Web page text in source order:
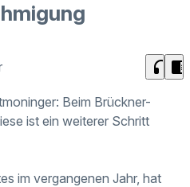
headphones chrome_reader_mode
Beim Brückner-
ist ein weiterer Schritt
im vergangenen Jahr, hat